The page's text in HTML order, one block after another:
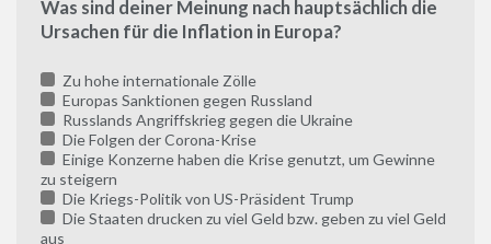
Was sind deiner Meinung nach hauptsächlich die
Ursachen für die Inflation in Europa?
Zu hohe internationale Zölle
Europas Sanktionen gegen Russland
Russlands Angriffskrieg gegen die Ukraine
Die Folgen der Corona-Krise
Einige Konzerne haben die Krise genutzt, um Gewinne
zu steigern
Die Kriegs-Politik von US-Präsident Trump
Die Staaten drucken zu viel Geld bzw. geben zu viel Geld
aus